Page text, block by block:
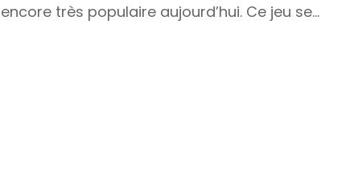
très populaire aujourd’hui. Ce jeu se…